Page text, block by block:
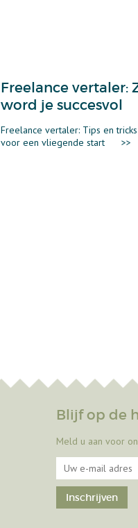
Freelance vertaler:
word je succesvol
Freelance vertaler: Tips en tricks
voor een vliegende start
>>
Blijf op de
Meld u aan voor